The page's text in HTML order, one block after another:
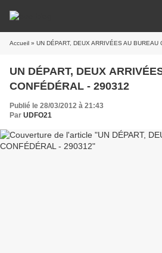
Accueil » UN DÉPART, DEUX ARRIVÉES AU BUREAU
UN DÉPART, DEUX
CONFÉDÉRAL - 290312
Publié le 28/03/2012 à 21:43
Par UDFO21